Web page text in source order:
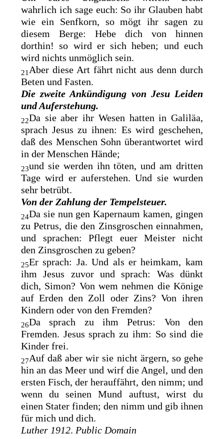
wahrlich ich sage euch: So ihr Glauben habt
wie ein Senfkorn, so mögt ihr sagen zu
diesem Berge: Hebe dich von hinnen
dorthin! so wird er sich heben; und euch
wird nichts unmöglich sein.
21Aber diese Art fährt nicht aus denn durch
Beten und Fasten.
Die zweite Ankündigung von Jesu Leiden
und Auferstehung.
22Da sie aber ihr Wesen hatten in Galiläa,
sprach Jesus zu ihnen: Es wird geschehen,
daß des Menschen Sohn überantwortet wird
in der Menschen Hände;
23und sie werden ihn töten, und am dritten
Tage wird er auferstehen. Und sie wurden
sehr betrübt.
Von der Zahlung der Tempelsteuer.
24Da sie nun gen Kapernaum kamen, gingen
zu Petrus, die den Zinsgroschen einnahmen,
und sprachen: Pflegt euer Meister nicht
den Zinsgroschen zu geben?
25Er sprach: Ja. Und als er heimkam, kam
ihm Jesus zuvor und sprach: Was dünkt
dich, Simon? Von wem nehmen die Könige
auf Erden den Zoll oder Zins? Von ihren
Kindern oder von den Fremden?
26Da sprach zu ihm Petrus: Von den
Fremden. Jesus sprach zu ihm: So sind die
Kinder frei.
27Auf daß aber wir sie nicht ärgern, so gehe
hin an das Meer und wirf die Angel, und den
ersten Fisch, der herauffährt, den nimm; und
wenn du seinen Mund auftust, wirst du
einen Stater finden; den nimm und gib ihnen
für mich und dich.
Luther 1912. Public Domain